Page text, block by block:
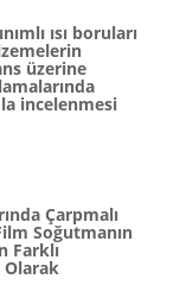
ısı boruları
üzerine
incelenmesi
Çarpmalı
Soğutmanın
Farklı
Olarak